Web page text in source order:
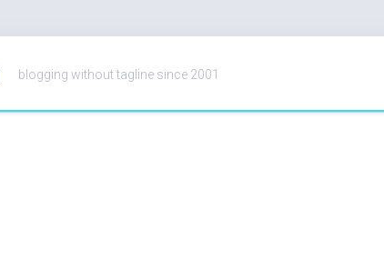
blogging without tagline since 2001